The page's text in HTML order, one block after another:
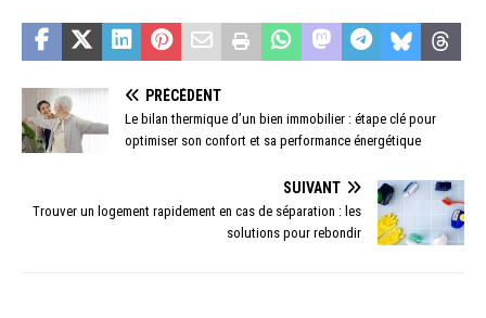
PRÉCÉDENT
Le bilan thermique d’un bien immobilier : étape clé pour
optimiser son confort et sa performance énergétique
SUIVANT
Trouver un logement rapidement en cas de séparation : les
solutions pour rebondir